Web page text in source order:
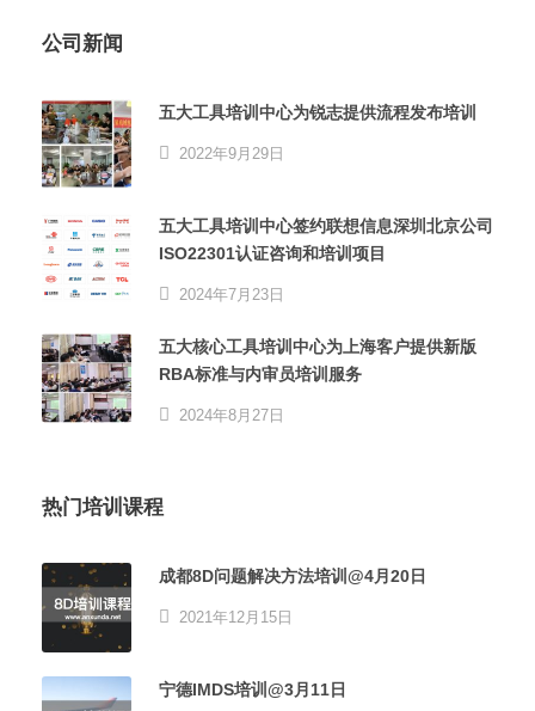
公司新闻
五大工具培训中心为锐志提供流程发布培训
2022年9月29日
五大工具培训中心签约联想信息深圳北京公司
ISO22301认证咨询和培训项目
2024年7月23日
五大核心工具培训中心为上海客户提供新版
RBA标准与内审员培训服务
2024年8月27日
热门培训课程
成都8D问题解决方法培训@4月20日
2021年12月15日
宁德IMDS培训@3月11日